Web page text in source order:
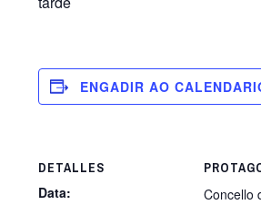
ENGADIR AO
DETALLES
Data:
Concello